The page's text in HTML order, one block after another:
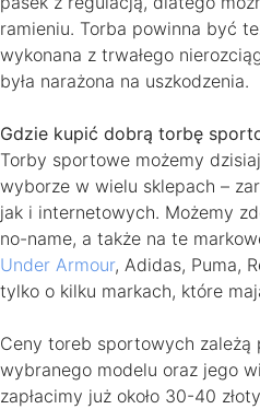
ramieniu. Torba powinna być
wykonana z trwałego
była narażona na uszkodzenia.
Gdzie kupić dobrą torbę
Torby sportowe możemy
wyborze w wielu sklepach –
jak i internetowych. Możemy
no-name, a także na te
Under Armour, Adidas, Puma,
tylko o kilku markach, które
Ceny toreb sportowych zależą
wybranego modelu oraz jego
zapłacimy już około 30-40